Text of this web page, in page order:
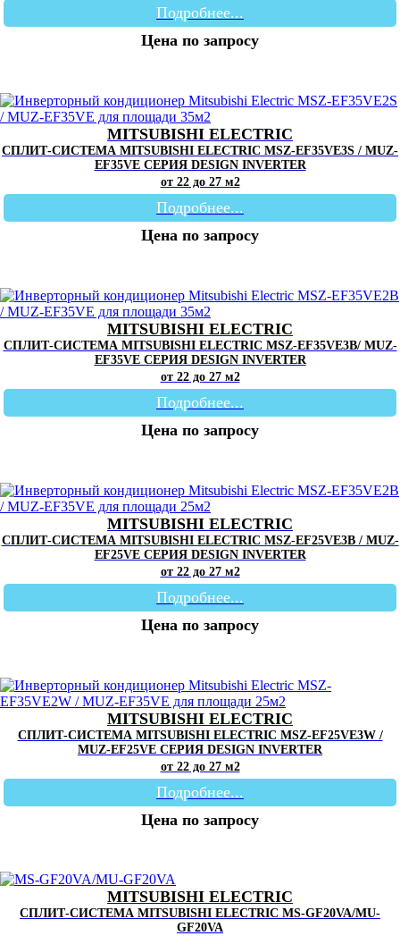
Подробнее...
Цена по запросу
MITSUBISHI ELECTRIC
СПЛИТ-СИСТЕМА MITSUBISHI ELECTRIC MSZ-EF35VE3S / MUZ-
EF35VE СЕРИЯ DESIGN INVERTER
от 22 до 27 м2
Подробнее...
Цена по запросу
MITSUBISHI ELECTRIC
СПЛИТ-СИСТЕМА MITSUBISHI ELECTRIC MSZ-EF35VE3B/ MUZ-
EF35VE СЕРИЯ DESIGN INVERTER
от 22 до 27 м2
Подробнее...
Цена по запросу
MITSUBISHI ELECTRIC
СПЛИТ-СИСТЕМА MITSUBISHI ELECTRIC MSZ-EF25VE3B / MUZ-
EF25VE СЕРИЯ DESIGN INVERTER
от 22 до 27 м2
Подробнее...
Цена по запросу
MITSUBISHI ELECTRIC
СПЛИТ-СИСТЕМА MITSUBISHI ELECTRIC MSZ-EF25VE3W /
MUZ-EF25VE СЕРИЯ DESIGN INVERTER
от 22 до 27 м2
Подробнее...
Цена по запросу
MITSUBISHI ELECTRIC
СПЛИТ-СИСТЕМА MITSUBISHI ELECTRIC MS-GF20VA/MU-
GF20VA